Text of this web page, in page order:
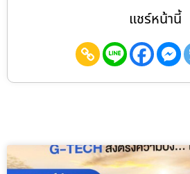
แชร์หน้านี้